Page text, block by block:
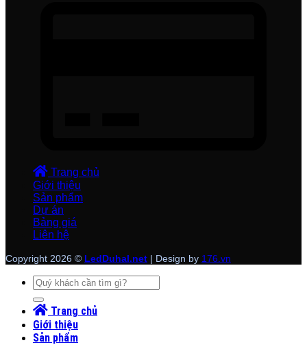
Trang chủ
Giới thiệu
Sản phẩm
Dự án
Bảng giá
Liên hệ
Copyright 2026 © LedDuhal.net | Design by 176.vn
Tìm
kiếm:
Trang chủ
Giới thiệu
Sản phẩm